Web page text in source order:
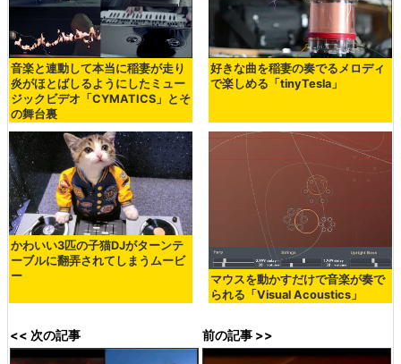
音楽と連動して本当に稲妻が走り
炎がほとばしるようにしたミュー
ジックビデオ「CYMATICS」とそ
の舞台裏
好きな曲を稲妻の奏でるメロディ
で楽しめる「tinyTesla」
かわいい3匹の子猫DJがターンテ
ーブルに翻弄されてしまうムービ
ー
マウスを動かすだけで音楽が奏で
られる「Visual Acoustics」
<< 次の記事 前の記事 >>